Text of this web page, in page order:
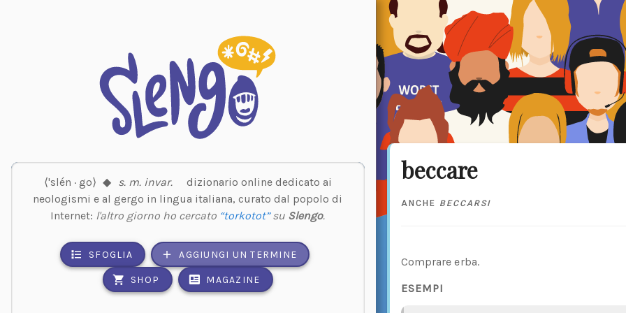
⟨'slén · go⟩ ◆ s. m. invar.
dizionario online dedicato ai
neologismi e al gergo in lingua italiana, curato dal popolo di
Internet: l'altro giorno ho cercato “torkotot”su Slengo.
SFOGLIA AGGIUNGI UN TERMINE
SHOP MAGAZINE
beccare
ANCHE BECCARSI
Comprare erba.
ESEMPI